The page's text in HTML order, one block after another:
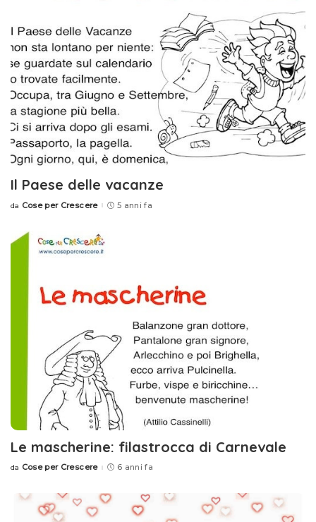
Il Paese delle vacanze
Posted
da Cose per Crescere 5 anni fa
Le mascherine: filastrocca di Carnevale
Posted
da Cose per Crescere 6 anni fa